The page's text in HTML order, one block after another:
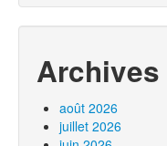
Archives
août 2026
juillet 2026